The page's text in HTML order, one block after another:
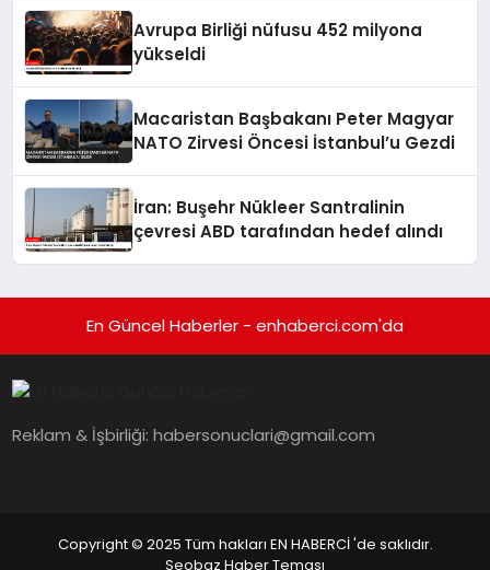
Avrupa Birliği nüfusu 452 milyona
yükseldi
Macaristan Başbakanı Peter Magyar
NATO Zirvesi Öncesi İstanbul’u Gezdi
İran: Buşehr Nükleer Santralinin
çevresi ABD tarafından hedef alındı
En Güncel Haberler - enhaberci.com'da
Reklam & İşbirliği:habersonuclari@gmail.com
Copyright © 2025 Tüm hakları EN HABERCİ 'de saklıdır.
Seobaz Haber Teması